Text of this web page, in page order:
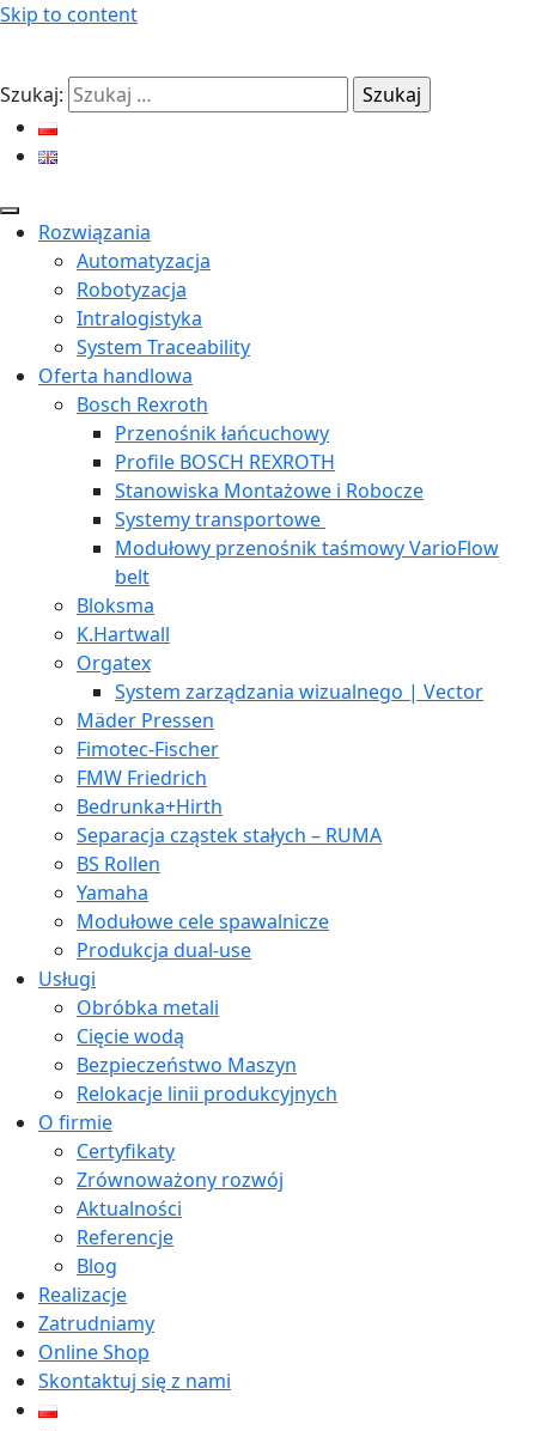
Skip to content
Szukaj:
Rozwiązania
Automatyzacja
Robotyzacja
Intralogistyka
System Traceability
Oferta handlowa
Bosch Rexroth
Przenośnik łańcuchowy
Profile BOSCH REXROTH
Stanowiska Montażowe i Robocze
Systemy transportowe
Modułowy przenośnik taśmowy VarioFlow
belt
Bloksma
K.Hartwall
Orgatex
System zarządzania wizualnego | Vector
Mäder Pressen
Fimotec-Fischer
FMW Friedrich
Bedrunka+Hirth
Separacja cząstek stałych – RUMA
BS Rollen
Yamaha
Modułowe cele spawalnicze
Produkcja dual-use
Usługi
Obróbka metali
Cięcie wodą
Bezpieczeństwo Maszyn
Relokacje linii produkcyjnych
O firmie
Certyfikaty
Zrównoważony rozwój
Aktualności
Referencje
Blog
Realizacje
Zatrudniamy
Online Shop
Skontaktuj się z nami